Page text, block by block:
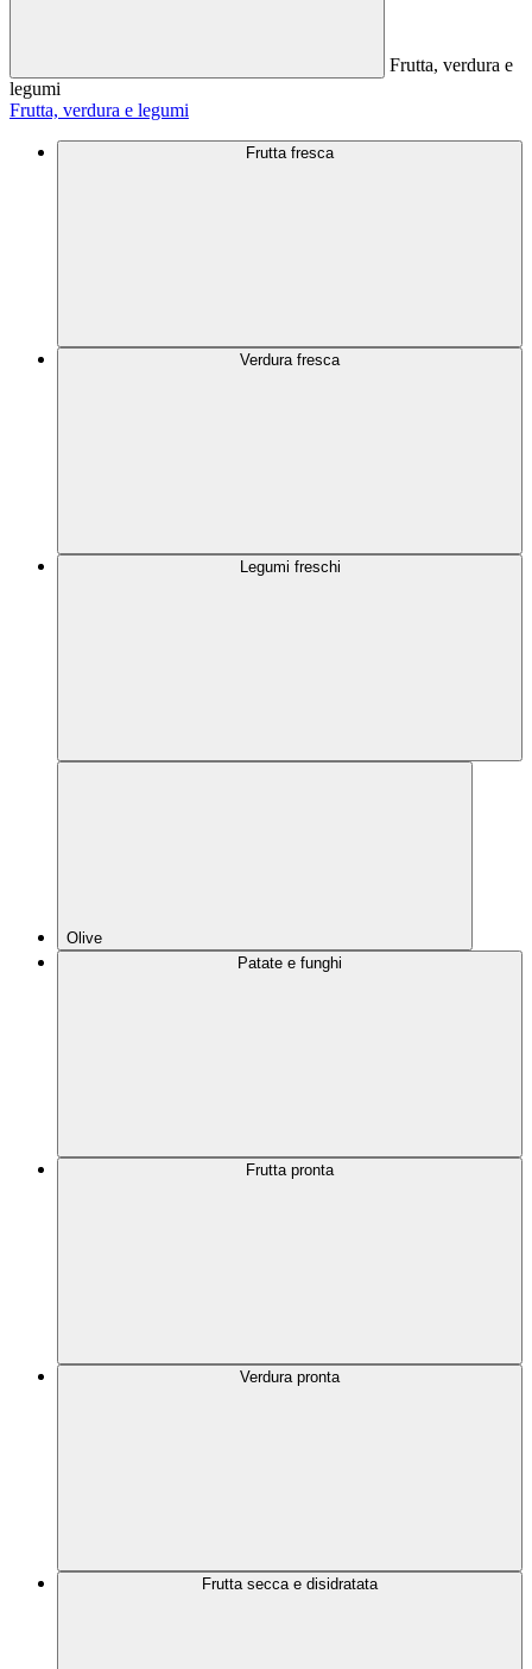
Frutta, verdura e
legumi
Frutta, verdura e legumi
Frutta fresca
Verdura fresca
Legumi freschi
Olive
Patate e funghi
Frutta pronta
Verdura pronta
Frutta secca e disidratata